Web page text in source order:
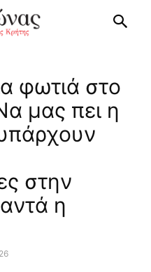
φωτιά στο
μας πει η
στην
η